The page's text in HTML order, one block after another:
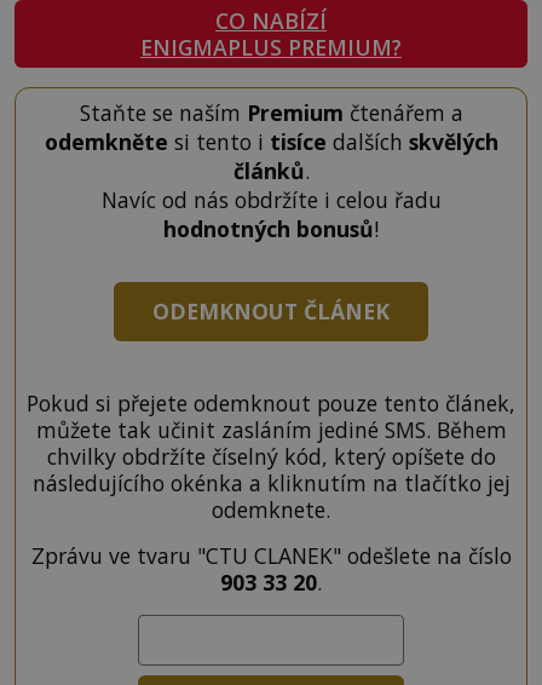
CO NABÍZÍ
ENIGMAPLUS PREMIUM?
Staňte se naším Premium čtenářem a
odemkněte si tento i tisíce dalších skvělých
článků.
Navíc od nás obdržíte i celou řadu
hodnotných bonusů!
ODEMKNOUT ČLÁNEK
Pokud si přejete odemknout pouze tento článek,
můžete tak učinit zasláním jediné SMS. Během
chvilky obdržíte číselný kód, který opíšete do
následujícího okénka a kliknutím na tlačítko jej
odemknete.
Zprávu ve tvaru "CTU CLANEK" odešlete na číslo
903 33 20.